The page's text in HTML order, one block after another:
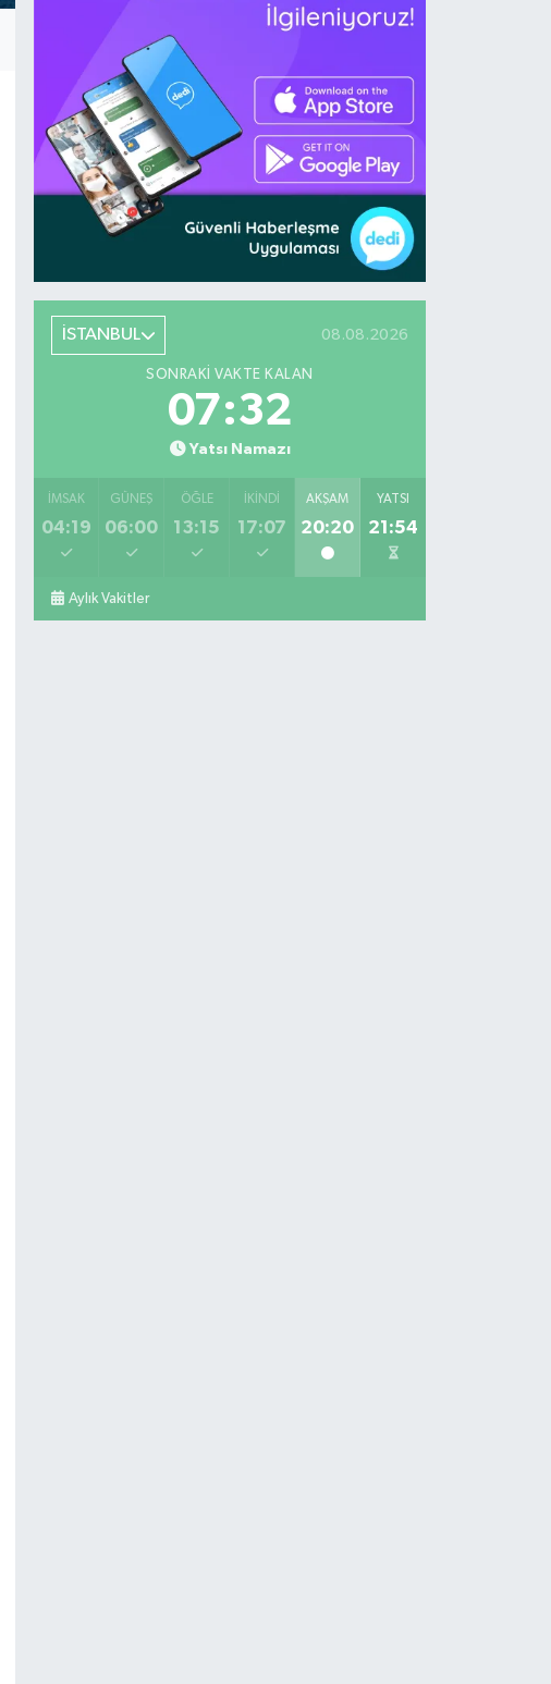
İSTANBUL 08.08.2026
SONRAKI VAKTE KALAN
07:31
Yatsı Namazı
İMSAK
04:19
GÜNEŞ
06:00
ÖĞLE
13:15
İKINDI
17:07
AKŞAM
20:20
YATSI
21:54
Aylık Vakitler